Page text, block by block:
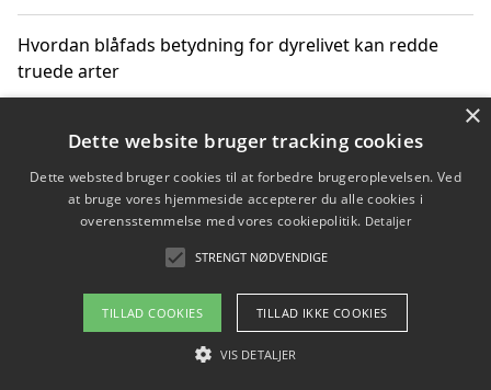
Hvordan blåfads betydning for dyrelivet kan redde
truede arter
Hvordan kan gaver til unge voksne støtte bevarelsen
Copyright 2026 - Pilanto Aps
Om / kontakt
Blog Betingelser
×
Dette website bruger tracking cookies
Dette websted bruger cookies til at forbedre brugeroplevelsen. Ved
at bruge vores hjemmeside accepterer du alle cookies i
overensstemmelse med vores cookiepolitik. Detaljer
STRENGT NØDVENDIGE
TILLAD COOKIES TILLAD IKKE COOKIES
VIS DETALJER